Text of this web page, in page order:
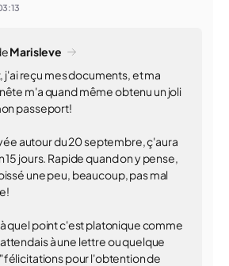
Marisleve
j'ai reçu mes documents, et ma
m'a quand même obtenu un joli
passeport!
autour du 20 septembre, ç'aura
15 jours. Rapide quand on y pense,
une peu, beaucoup, pas mal
quel point c'est platonique comme
à une lettre ou quelque
pour l'obtention de